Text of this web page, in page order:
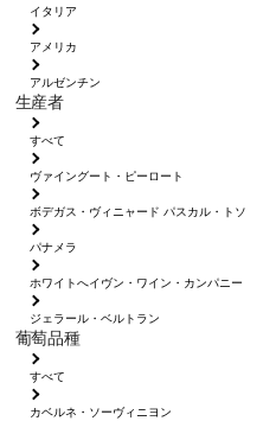
イタリア
アメリカ
アルゼンチン
生産者
すべて
ヴァイングート・ピーロート
ボデガス・ヴィニャード パスカル・トソ
パナメラ
ホワイトへイヴン・ワイン・カンパニー
ジェラール・ベルトラン
葡萄品種
すべて
カベルネ・ソーヴィニヨン